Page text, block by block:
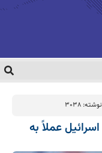
3038
«در جنگ ۱۲ روزه، اسرائیل عملاً به